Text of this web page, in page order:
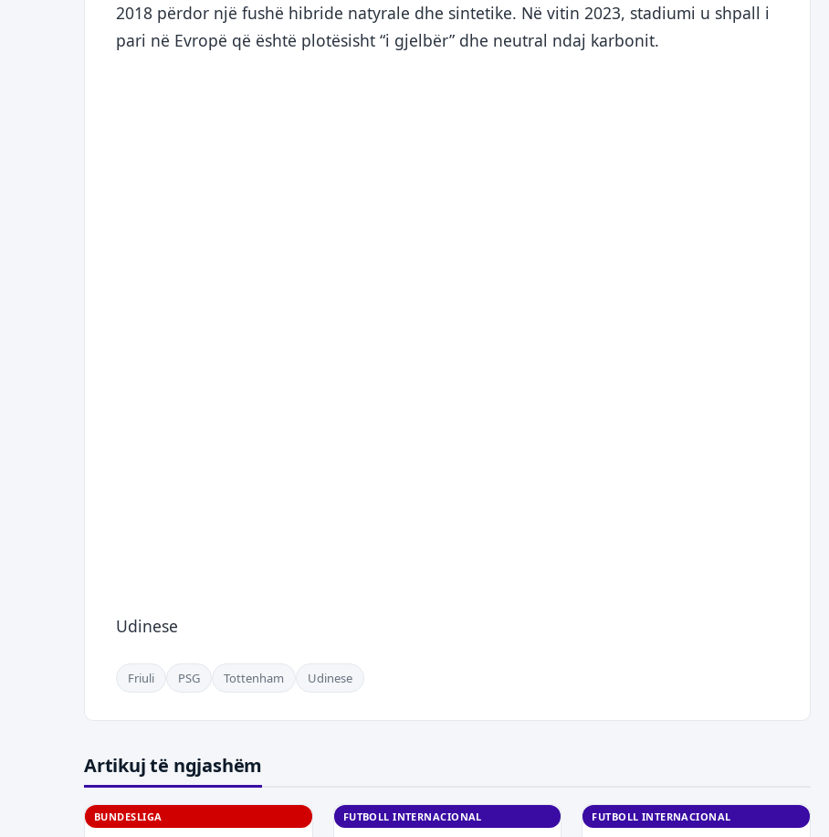
2018 përdor një fushë hibride natyrale dhe sintetike. Në vitin 2023, stadiumi u shpall i
pari në Evropë që është plotësisht “i gjelbër” dhe neutral ndaj karbonit.
Udinese
Friuli PSG Tottenham Udinese
Artikuj të ngjashëm
BUNDESLIGA FUTBOLL INTERNACIONAL FUTBOLL INTERNACIONAL